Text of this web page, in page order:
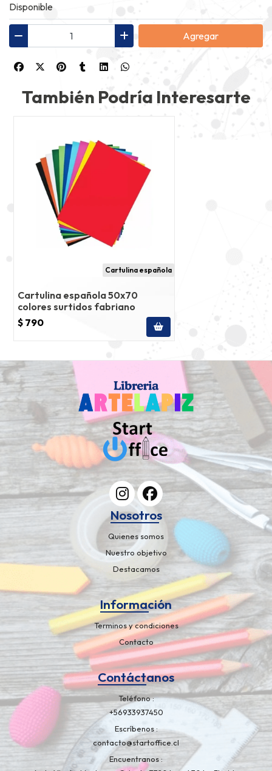
Disponible
Agregar
También Podría Interesarte
Cartulina española
Cartulina española 50x70
colores surtidos fabriano
$ 790
Nosotros
Quienes somos
Nuestro objetivo
Destacamos
Información
Terminos y condiciones
Contacto
Contáctanos
Teléfono
+56933937450
Escríbenos
contacto@startoffice.cl
Encuentranos